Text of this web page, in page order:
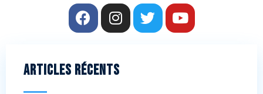
Articles récents